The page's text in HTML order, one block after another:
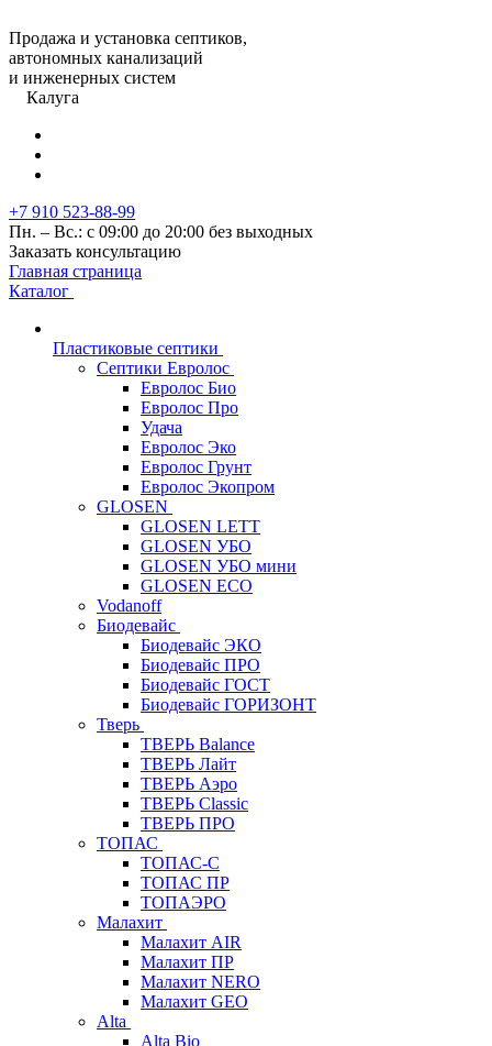
Продажа и установка септиков,
автономных канализаций
и инженерных систем
Калуга
+7 910 523-88-99
Пн. – Вс.: с 09:00 до 20:00 без выходных
Заказать консультацию
Главная страница
Каталог
Пластиковые септики
Септики Евролос
Евролос Био
Евролос Про
Удача
Евролос Эко
Евролос Грунт
Евролос Экопром
GLOSEN
GLOSEN LETT
GLOSEN УБО
GLOSEN УБО мини
GLOSEN ECO
Vodanoff
Биодевайс
Биодевайс ЭКО
Биодевайс ПРО
Биодевайс ГОСТ
Биодевайс ГОРИЗОНТ
Тверь
ТВЕРЬ Balance
ТВЕРЬ Лайт
ТВЕРЬ Аэро
ТВЕРЬ Classic
ТВЕРЬ ПРО
ТОПАС
ТОПАС-С
ТОПАС ПР
ТОПАЭРО
Малахит
Малахит AIR
Малахит ПР
Малахит NERO
Малахит GEO
Alta
Alta Bio